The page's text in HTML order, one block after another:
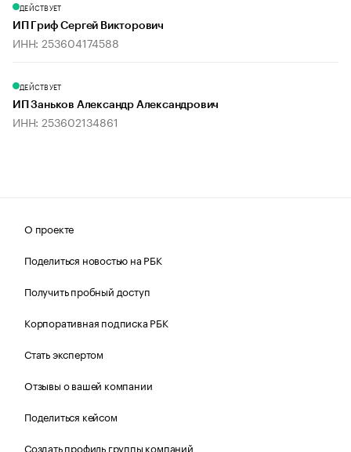
ДЕЙСТВУЕТ
ИП Гриф Сергей Викторович
ИНН: 253604174588
ДЕЙСТВУЕТ
ИП Заньков Александр Александрович
ИНН: 253602134861
О проекте
Поделиться новостью на РБК
Получить пробный доступ
Корпоративная подписка РБК
Стать экспертом
Отзывы о вашей компании
Поделиться кейсом
Создать профиль группы компаний